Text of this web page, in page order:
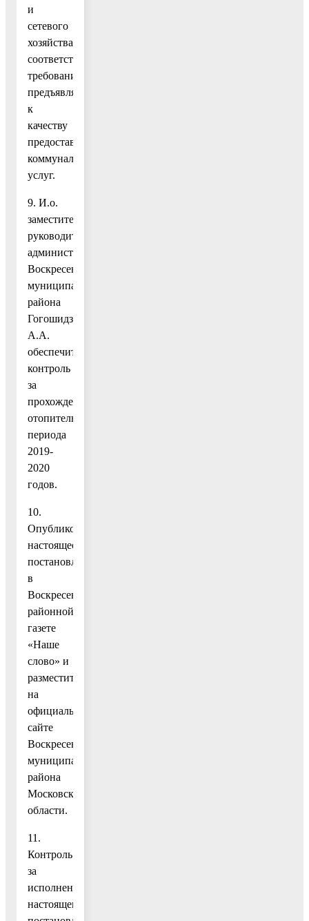
и
сетевого
хозяйства,
соответствующую
требованиям,
предъявляемым
к
качеству
предоставляемых
коммунальных
услуг.
9. И.о.
заместителя
руководителя
администрации
Воскресенского
муниципального
района
Гогошидзе
А.А.
обеспечить
контроль
за
прохождением
отопительного
периода
2019-
2020
годов.
10.
Опубликовать
настоящее
постановление
в
Воскресенской
районной
газете
«Наше
слово» и
разместить
на
официальном
сайте
Воскресенского
муниципального
района
Московской
области.
11.
Контроль
за
исполнением
настоящего